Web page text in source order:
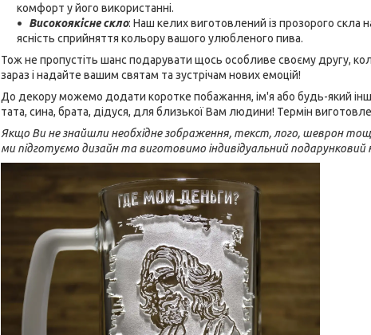
комфорт у його використанні.
Високоякісне скло: Наш келих виготовлений із прозорого скла
ясність сприйняття кольору вашого улюбленого пива.
Тож не пропустіть шанс подарувати щось особливе своєму другу,
зараз і надайте вашим святам та зустрічам нових емоцій!
До декору можемо додати коротке побажання, ім'я або будь-який
тата, сина, брата, дідуся, для близької Вам людини! Термін
Якщо Ви не знайшли необхідне зображення, текст, лого, шеврон
ми підготуємо дизайн та виготовимо індивідуальний подарунковий